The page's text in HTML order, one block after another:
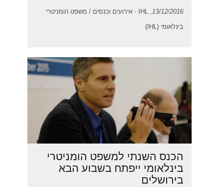
13/12/2016 , IHL - אירועים וכנסים / משפט הומניטרי
בינלאומי (IHL)
הכנס השנתי למשפט הומניטרי
בינלאומי ייפתח בשבוע הבא
בירושלים